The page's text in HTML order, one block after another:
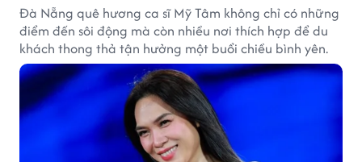
Đà Nẵng quê hương ca sĩ Mỹ Tâm không chỉ có những
điểm đến sôi động mà còn nhiều nơi thích hợp để du
khách thong thả tận hưởng một buổi chiều bình yên.